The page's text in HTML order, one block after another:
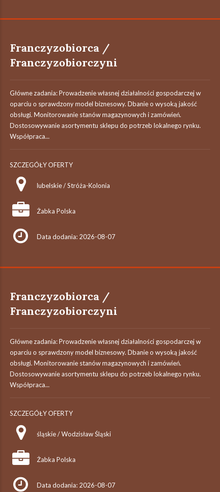
Franczyzobiorca /
Franczyzobiorczyni
Główne zadania: Prowadzenie własnej działalności gospodarczej w
oparciu o sprawdzony model biznesowy. Dbanie o wysoką jakość
obsługi. Monitorowanie stanów magazynowych i zamówień.
Dostosowywanie asortymentu sklepu do potrzeb lokalnego rynku.
Współpraca...
SZCZEGÓŁY OFERTY
lubelskie / Stróża-Kolonia
Żabka Polska
Data dodania: 2026-08-07
Franczyzobiorca /
Franczyzobiorczyni
Główne zadania: Prowadzenie własnej działalności gospodarczej w
oparciu o sprawdzony model biznesowy. Dbanie o wysoką jakość
obsługi. Monitorowanie stanów magazynowych i zamówień.
Dostosowywanie asortymentu sklepu do potrzeb lokalnego rynku.
Współpraca...
SZCZEGÓŁY OFERTY
śląskie / Wodzisław Śląski
Żabka Polska
Data dodania: 2026-08-07